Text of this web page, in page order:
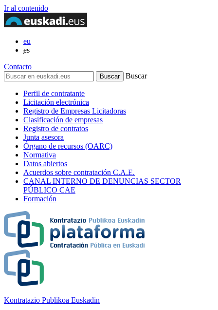
Ir al contenido
eu
es
Contacto
Buscar
Perfil de contratante
Licitación electrónica
Registro de Empresas Licitadoras
Clasificación de empresas
Registro de contratos
Junta asesora
Órgano de recursos (OARC)
Normativa
Datos abiertos
Acuerdos sobre contratación C.A.E.
CANAL INTERNO DE DENUNCIAS SECTOR
PÚBLICO CAE
Formación
Kontratazio Publikoa Euskadin